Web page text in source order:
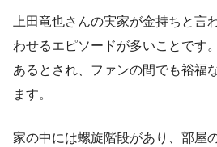
上田竜也さんの実家が金持ちと言
わせるエピソードが多いことです
あるとされ、ファンの間でも裕福
ます。
家の中には螺旋階段があり、部屋